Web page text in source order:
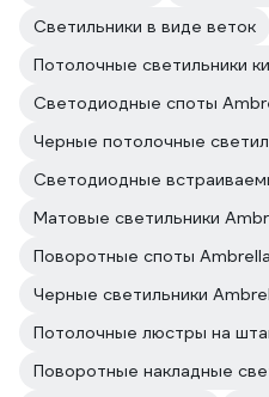
Светильники в виде веток
Потолочные светильники
Светодиодные споты
Черные потолочные
Матовые светильники
Поворотные споты
Черные светильники
Потолочные люстры на
Поворотные накладные